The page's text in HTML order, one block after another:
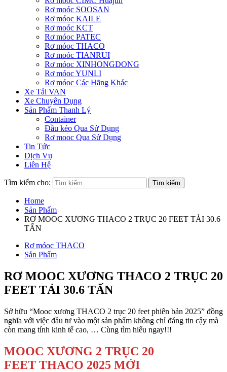
Rơ moóc SOOSAN
Rơ móoc KAILE
Rơ moóc KCT
Rơ móoc PATEC
Rơ móoc THACO
Rơ moóc TIANRUI
Rơ móoc XINHONGDONG
Rơ móoc YUNLI
Rơ móoc Các Hãng Khác
Xe Tải VAN
Xe Chuyên Dụng
Sản Phẩm Thanh Lý
Container
Đầu kéo Qua Sử Dụng
Rơ mooc Qua Sử Dụng
Tin Tức
Dịch Vụ
Liên Hệ
Tìm kiếm cho:
Home
Sản Phẩm
RƠ MOOC XƯƠNG THACO 2 TRỤC 20 FEET TẢI 30.6
TẤN
Rơ móoc THACO
Sản Phẩm
RƠ MOOC XƯƠNG THACO 2 TRỤC 20
FEET TẢI 30.6 TẤN
Sở hữu “Mooc xương THACO 2 trục 20 feet phiên bản 2025” đồng
nghĩa với việc đầu tư vào một sản phẩm không chỉ đáng tin cậy mà
còn mang tính kinh tế cao, … Cùng tìm hiểu ngay!!!
MOOC XƯƠNG 2 TRỤC 20
FEET THACO 2025 MỚI